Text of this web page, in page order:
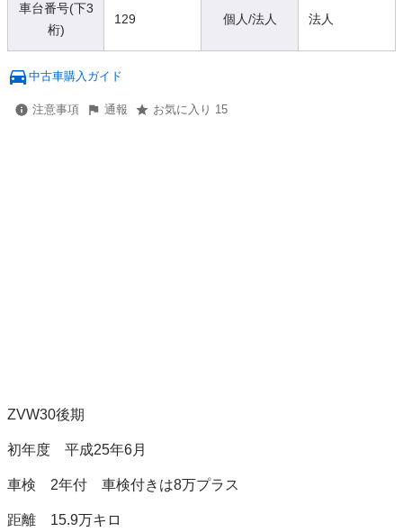
車台番号(下3
桁)
129 個人/法人 法人
中古車購入ガイド
注意事項 通報 お気に入り 15
ZVW30後期
初年度　平成25年6月
車検　2年付　車検付きは8万プラス
距離　15.9万キロ